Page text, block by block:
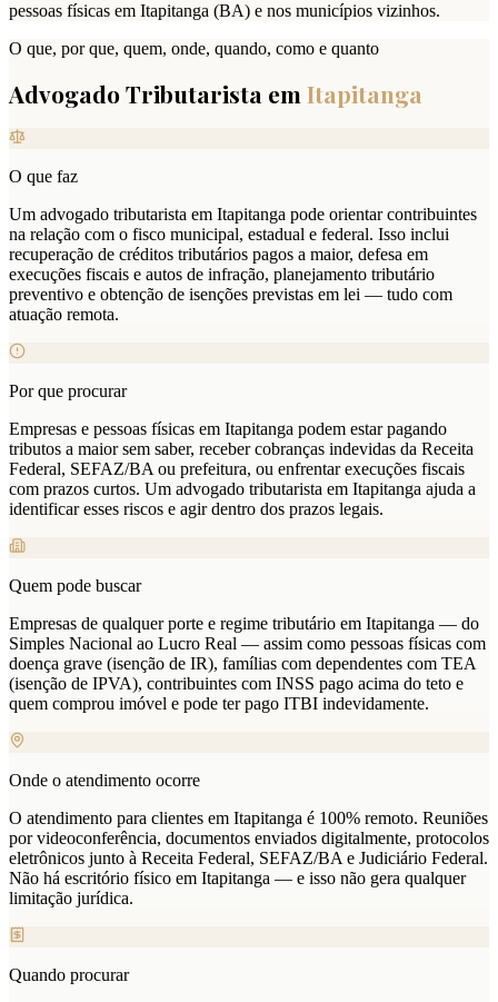
pessoas físicas em Itapitanga (BA) e nos municípios vizinhos.
O que, por que, quem, onde, quando, como e quanto
Advogado Tributarista em Itapitanga
O que faz
Um advogado tributarista em Itapitanga pode orientar contribuintes
na relação com o fisco municipal, estadual e federal. Isso inclui
recuperação de créditos tributários pagos a maior, defesa em
execuções fiscais e autos de infração, planejamento tributário
preventivo e obtenção de isenções previstas em lei — tudo com
atuação remota.
Por que procurar
Empresas e pessoas físicas em Itapitanga podem estar pagando
tributos a maior sem saber, receber cobranças indevidas da Receita
Federal, SEFAZ/BA ou prefeitura, ou enfrentar execuções fiscais
com prazos curtos. Um advogado tributarista em Itapitanga ajuda a
identificar esses riscos e agir dentro dos prazos legais.
Quem pode buscar
Empresas de qualquer porte e regime tributário em Itapitanga — do
Simples Nacional ao Lucro Real — assim como pessoas físicas com
doença grave (isenção de IR), famílias com dependentes com TEA
(isenção de IPVA), contribuintes com INSS pago acima do teto e
quem comprou imóvel e pode ter pago ITBI indevidamente.
Onde o atendimento ocorre
O atendimento para clientes em Itapitanga é 100% remoto. Reuniões
por videoconferência, documentos enviados digitalmente, protocolos
eletrônicos junto à Receita Federal, SEFAZ/BA e Judiciário Federal.
Não há escritório físico em Itapitanga — e isso não gera qualquer
limitação jurídica.
Quando procurar